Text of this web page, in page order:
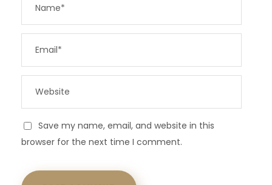
Save my name, email, and website in this
browser for the next time I comment.